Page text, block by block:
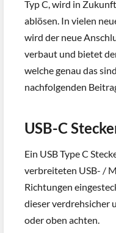
Typ C, wird in
ablösen. In vielen
wird der neue
verbaut und bietet
welche genau das
nachfolgenden
USB-C
Ein USB Type C
verbreiteten USB- /
Richtungen
dieser verdrehsicher
oder oben achten.